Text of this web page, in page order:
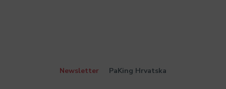
Newsletter PaKing Hrvatska